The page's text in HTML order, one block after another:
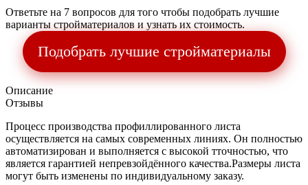
Ответьте на 7 вопросов для того чтобы подобрать лучшие
варианты стройматериалов и узнать их стоимость.
Подобрать лучшие стройматериалы
Описание
Отзывы
Процесс производства профиллированного листа
осуществляется на самых современных линиях. Он полностью
автоматизирован и выполняется с высокой тточностью, что
является гарантией непревзойдённого качества.Размеры листа
могут быть изменены по индивидуальному заказу.